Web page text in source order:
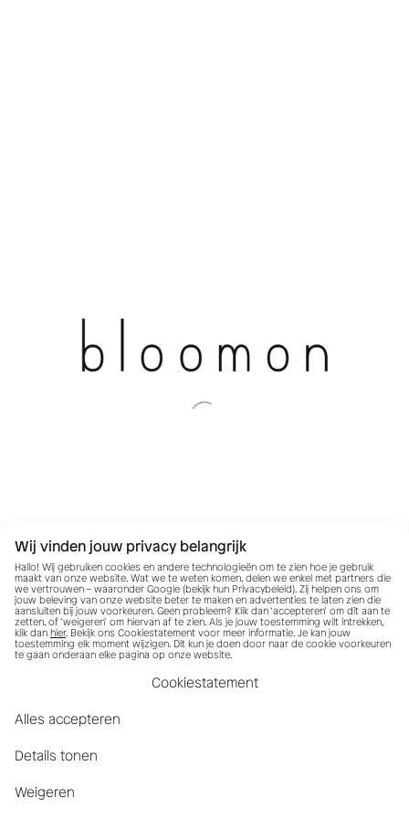
Wij vinden jouw privacy belangrijk
Hallo! Wij gebruiken cookies en andere technologieën om te zien hoe je gebruik
maakt van onze website. Wat we te weten komen, delen we enkel met partners die
we vertrouwen – waaronder Google (bekijk hun Privacybeleid). Zij helpen ons om
jouw beleving van onze website beter te maken en advertenties te laten zien die
aansluiten bij jouw voorkeuren. Geen probleem? Klik dan ‘accepteren’ om dit aan te
zetten, of ‘weigeren’ om hiervan af te zien. Als je jouw toestemming wilt intrekken,
klik dan hier. Bekijk ons Cookiestatement voor meer informatie. Je kan jouw
toestemming elk moment wijzigen. Dit kun je doen door naar de cookie voorkeuren
te gaan onderaan elke pagina op onze website.
Cookiestatement
Alles accepteren
Details tonen
Weigeren